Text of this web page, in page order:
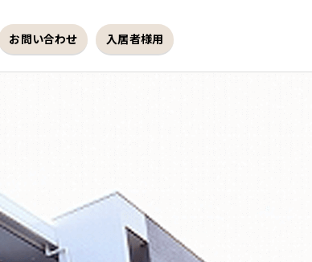
お問い合わせ 入居者様用